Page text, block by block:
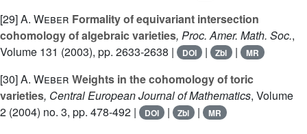
[29]A. Weber Formality of equivariant intersection
cohomology of algebraic varieties, Proc. Amer. Math. Soc.,
Volume 131 (2003), pp. 2633-2638 | DOI | Zbl | MR
[30]A. Weber Weights in the cohomology of toric
varieties, Central European Journal of Mathematics, Volume
2 (2004) no. 3, pp. 478-492 | DOI | Zbl | MR